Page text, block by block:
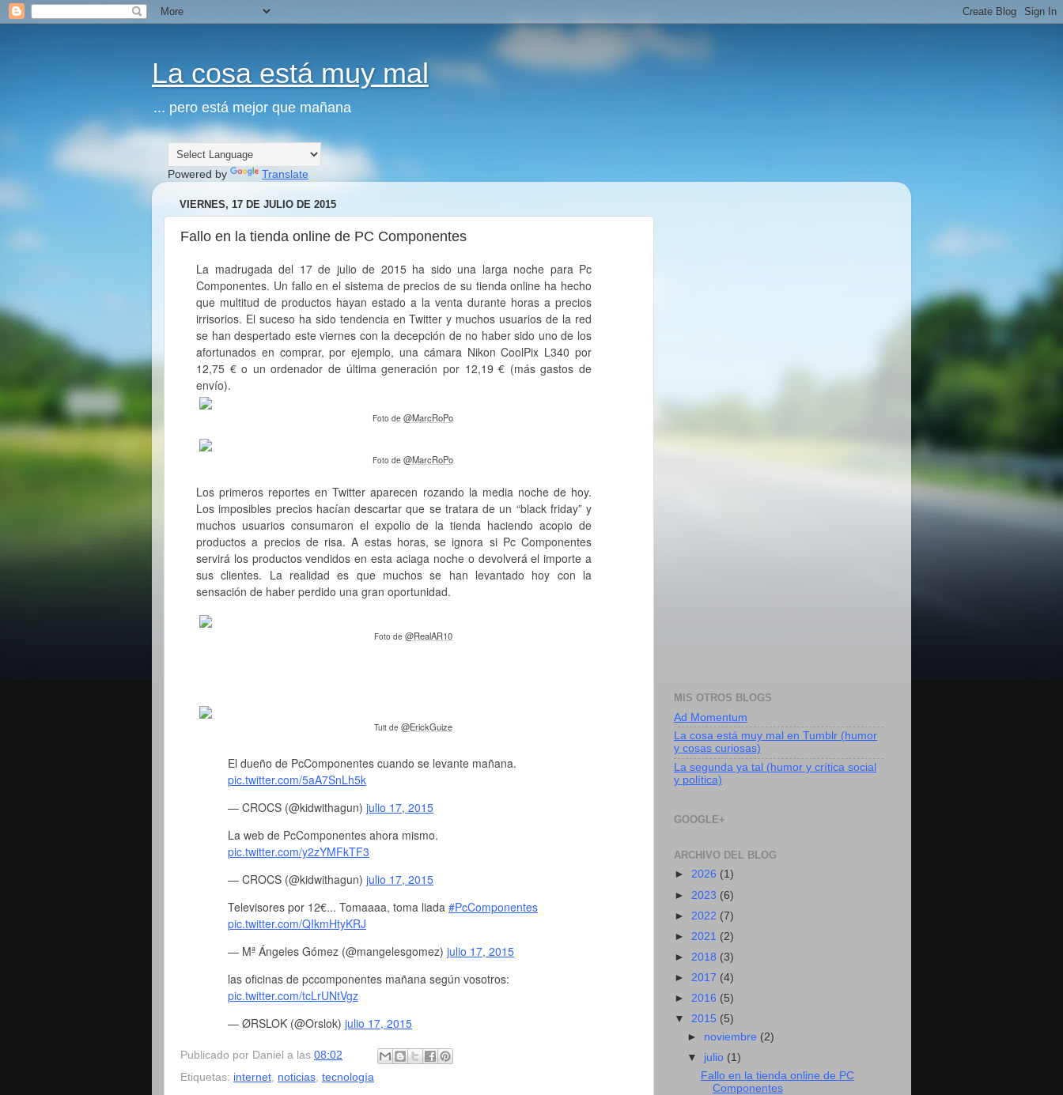
La cosa está muy mal
... pero está mejor que mañana
Powered by Translate
VIERNES, 17 DE JULIO DE 2015
Fallo en la tienda online de PC Componentes
La madrugada del 17 de julio de 2015 ha sido una larga noche para Pc
Componentes. Un fallo en el sistema de precios de su tienda online ha hecho
que multitud de productos hayan estado a la venta durante horas a precios
irrisorios. El suceso ha sido tendencia en Twitter y muchos usuarios de la red
se han despertado este viernes con la decepción de no haber sido uno de los
afortunados en comprar, por ejemplo, una cámara Nikon CoolPix L340 por
12,75 € o un ordenador de última generación por 12,19 € (más gastos de
envío).
Foto de @MarcRoPo
Foto de @MarcRoPo
Los primeros reportes en Twitter aparecen rozando la media noche de hoy.
Los imposibles precios hacían descartar que se tratara de un “black friday” y
muchos usuarios consumaron el expolio de la tienda haciendo acopio de
productos a precios de risa. A estas horas, se ignora si Pc Componentes
servirá los productos vendidos en esta aciaga noche o devolverá el importe a
sus clientes. La realidad es que muchos se han levantado hoy con la
sensación de haber perdido una gran oportunidad.
Foto de @RealAR10
Tuit de @ErickGuize
El dueño de PcComponentes cuando se levante mañana.
pic.twitter.com/5aA7SnLh5k
— CROCS (@kidwithagun) julio 17, 2015
La web de PcComponentes ahora mismo.
pic.twitter.com/y2zYMFkTF3
— CROCS (@kidwithagun) julio 17, 2015
Televisores por 12€... Tomaaaa, toma liada #PcComponentes
pic.twitter.com/QIkmHtyKRJ
— Mª Ángeles Gómez (@mangelesgomez) julio 17, 2015
las oficinas de pccomponentes mañana según vosotros:
pic.twitter.com/tcLrUNtVgz
— ØRSLOK (@Orslok) julio 17, 2015
Publicado por Daniel a las 08:02
Etiquetas: internet noticias tecnología
MIS OTROS BLOGS
Ad Momentum
La cosa está muy mal en Tumblr (humor
y cosas curiosas)
La segunda ya tal (humor y crítica social
y política)
GOOGLE+
ARCHIVO DEL BLOG
► 2026 (1)
► 2023 (6)
► 2022 (7)
► 2021 (2)
► 2018 (3)
► 2017 (4)
► 2016 (5)
▼ 2015 (5)
► noviembre (2)
▼ julio (1)
Fallo en la tienda online de PC
Componentes